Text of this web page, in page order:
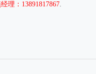
理：13891817867.